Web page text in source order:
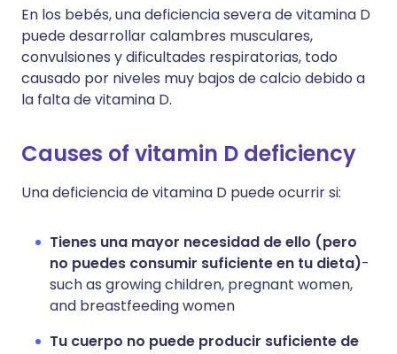
En los bebés, una deficiencia severa de vitamina D
puede desarrollar calambres musculares,
convulsiones y dificultades respiratorias, todo
causado por niveles muy bajos de calcio debido a
la falta de vitamina D.
Causes of vitamin D deficiency
Una deficiencia de vitamina D puede ocurrir si:
Tienes una mayor necesidad de ello (pero
no puedes consumir suficiente en tu dieta)-
such as growing children, pregnant women,
and breastfeeding women
Tu cuerpo no puede producir suficiente de